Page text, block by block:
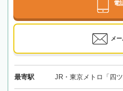
電
メ
最寄駅 JR・東京メトロ「四